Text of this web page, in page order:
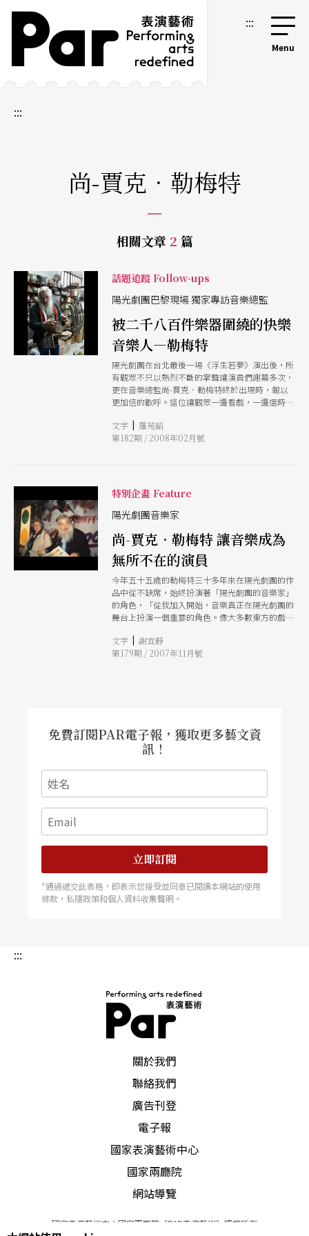
跳到主要內容區塊
網站導覽 :::
:::
尚-賈克．勒梅特
相關文章 2 篇
話題追蹤 Follow-ups
陽光劇團巴黎現場 獨家專訪音樂總監
被二千八百件樂器圍繞的快樂
音樂人—勒梅特
陽光劇團在台北最後一場《浮生若夢》演出後，所
有觀眾不只以熱烈不斷的掌聲讓演員們謝幕多次，
更在音樂總監尚-賈克．勒梅特終於出現時，報以
更加倍的歡呼。這位讓觀眾一邊看戲，一邊還時時
公」，現場演奏配樂的功力神乎其技，與劇情亦步
亦趨的音聲，讓人潸然淚下。本刊獨家取得在巴黎
文字 | 羅苑韶
第182期 / 2008年02月號
特別企畫 Feature
陽光劇團音樂家
尚-賈克．勒梅特 讓音樂成為
無所不在的演員
今年五十五歲的勒梅特三十多年來在陽光劇團的作
品中從不缺席，始終扮演著「陽光劇團的音樂家」
的角色，「從我加入開始，音樂真正在陽光劇團的
舞台上扮演一個重要的角色。像大多數東方的戲劇
劇團而言，音樂是戲劇動作的一部分。」
文字 | 謝宜靜
第179期 / 2007年11月號
免費訂閱PAR電子報，獲取更多藝文資
訊！
立即訂閱
*通過遞交此表格，即表示您接受並同意已閱讀本網站的使用
條款，私隱政策和個人資料收集聲明。
:::
關於我們
聯絡我們
廣告刊登
電子報
國家表演藝術中心
國家兩廳院
網站導覽
國家表演藝術中心國家兩廳院《PAR表演藝術》版權所有